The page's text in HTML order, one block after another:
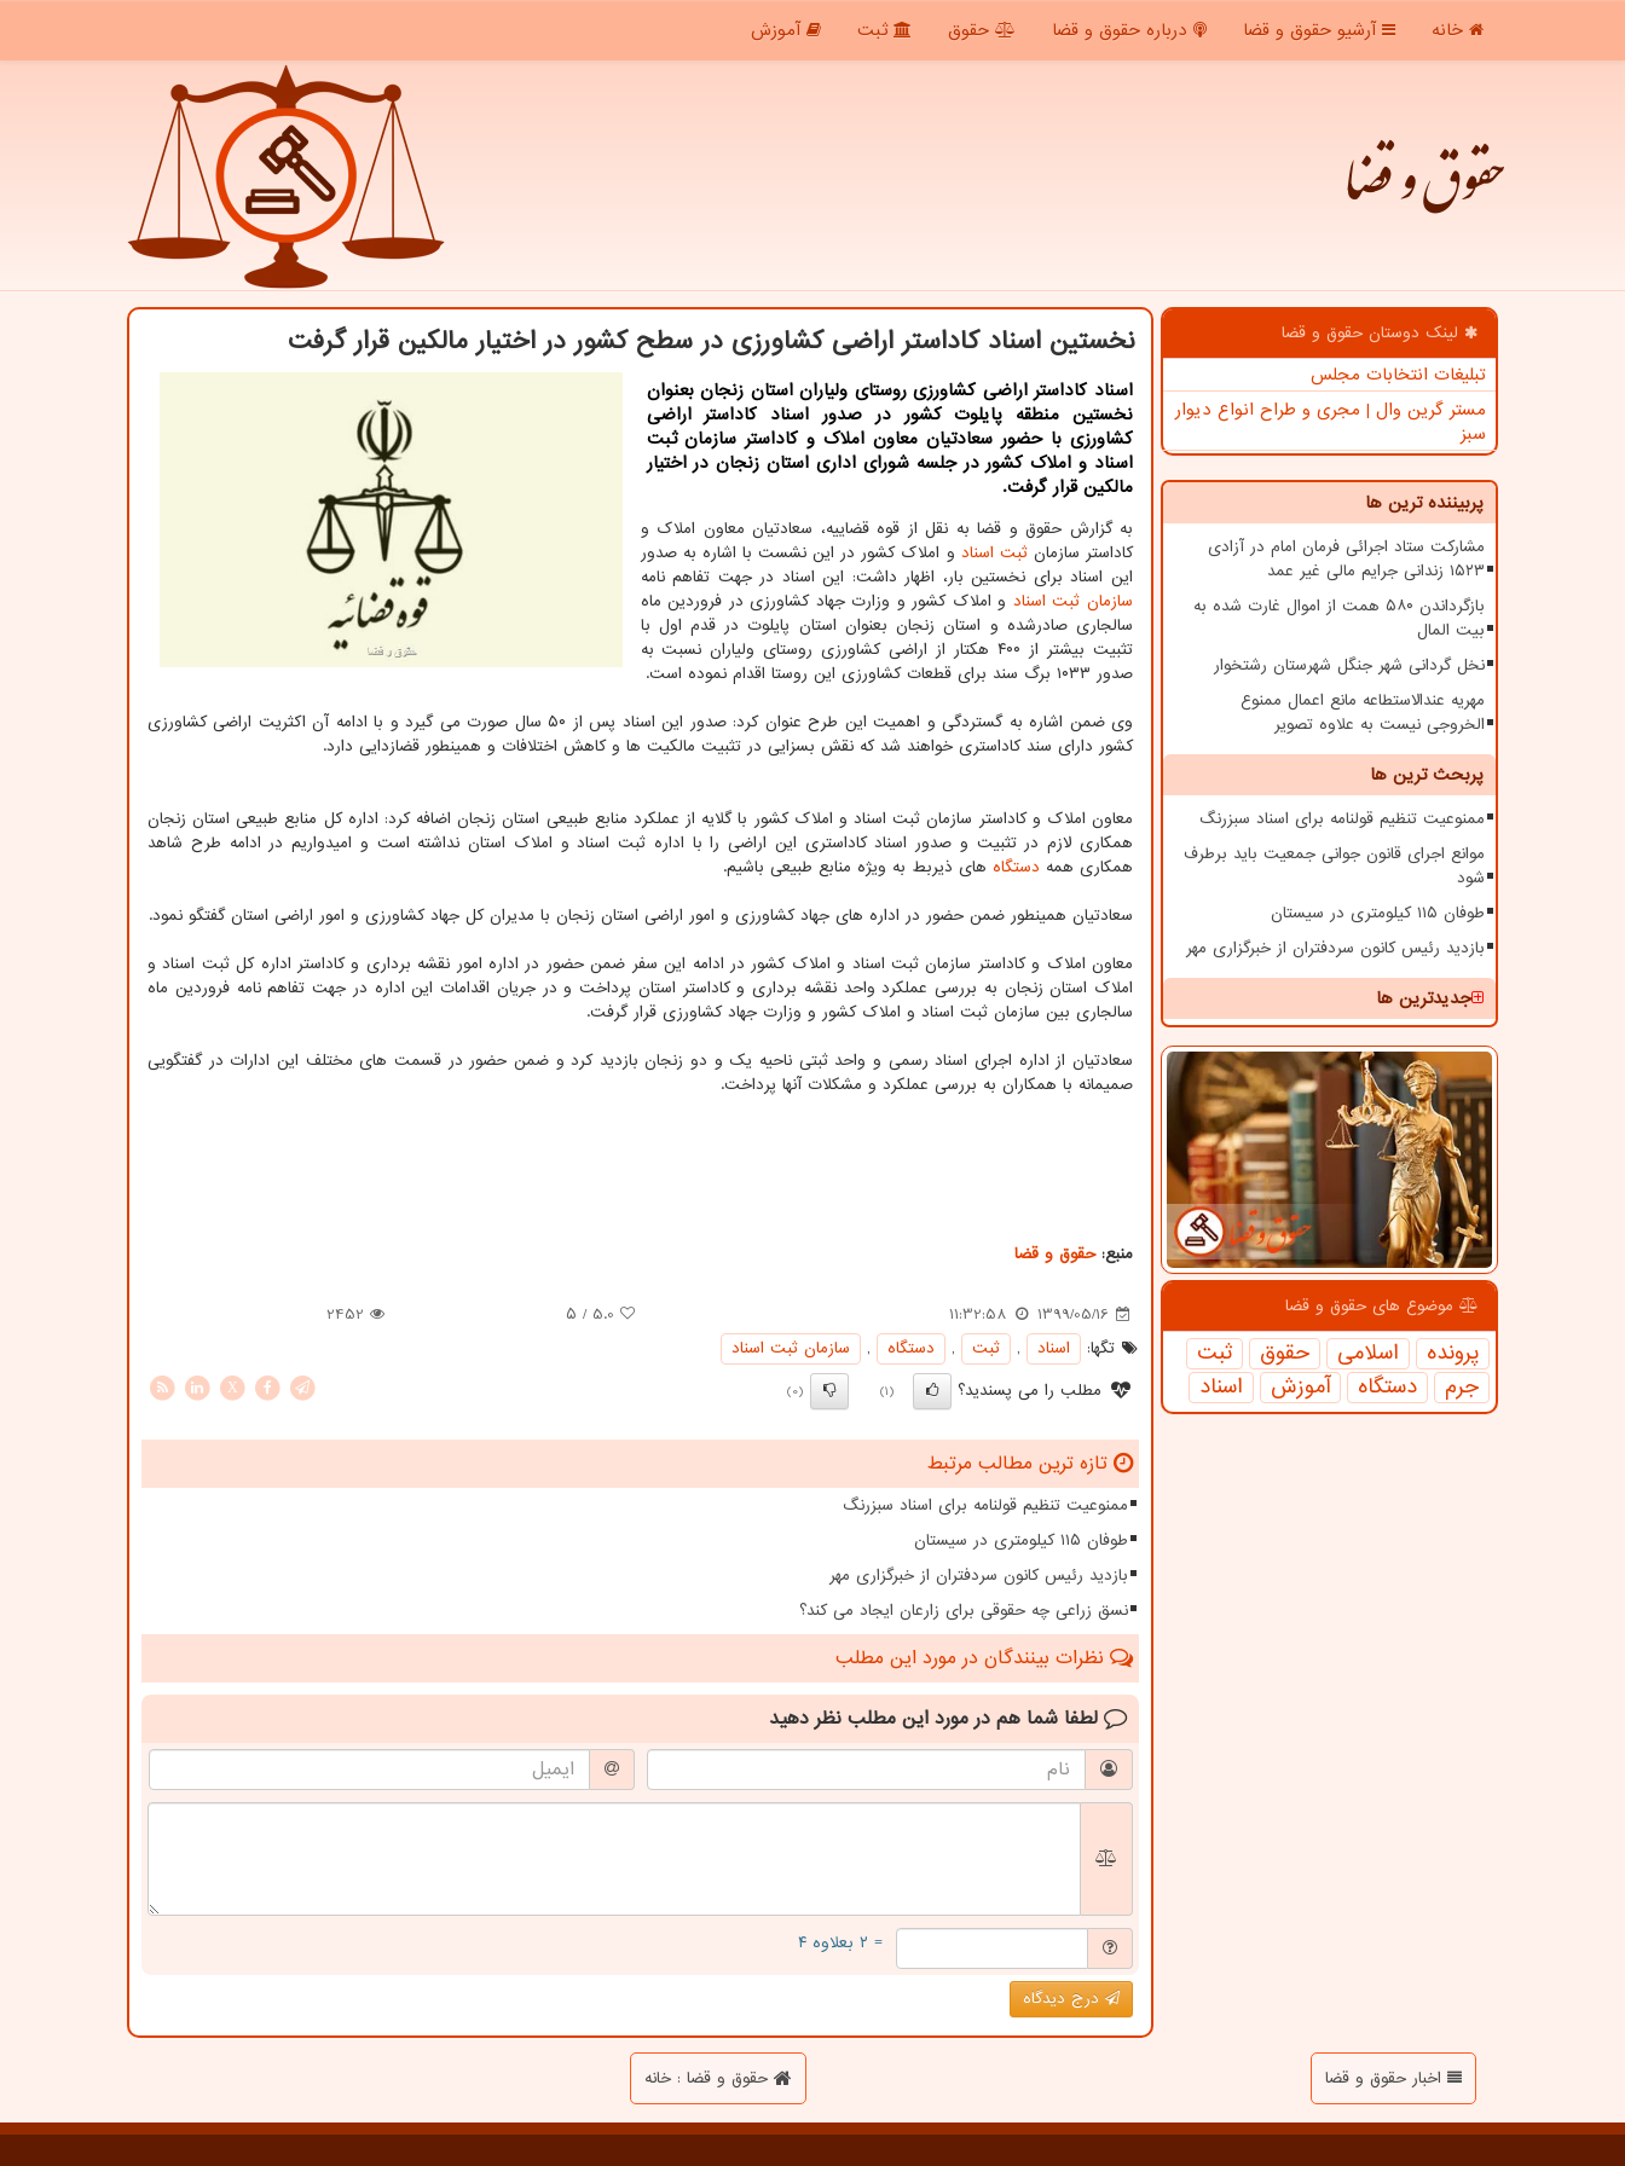
خانه آرشیو حقوق و قضا درباره حقوق و قضا حقوق ثبت آموزش
حقوق و قضا
لینک دوستان حقوق و قضا
تبلیغات انتخابات مجلس
مستر گرین وال | مجری و طراح انواع دیوار
سبز
پربیننده ترین ها
مشارکت ستاد اجرائی فرمان امام در آزادی
۱۵۲۳ زندانی جرایم مالی غیر عمد
بازگرداندن ۵۸۰ همت از اموال غارت شده به
بیت المال
نخل گردانی شهر جنگل شهرستان رشتخوار
مهریه عندالاستطاعه مانع اعمال ممنوع
الخروجی نیست به علاوه تصویر
پربحث ترین ها
ممنوعیت تنظیم قولنامه برای اسناد سبزرنگ
موانع اجرای قانون جوانی جمعیت باید برطرف
شود
طوفان ۱۱۵ کیلومتری در سیستان
بازدید رئیس کانون سردفتران از خبرگزاری مهر
جدیدترین ها
موضوع های حقوق و قضا
پرونده اسلامی حقوق
ثبت
جرم
دستگاه آموزش اسناد
نخستین اسناد كاداستر اراضی كشاورزی در سطح كشور در اختیار مالكین قرار گرفت
اسناد كاداستر اراضی كشاورزی روستای ولیاران استان زنجان بعنوان
نخستین منطقه پایلوت كشور در صدور اسناد كاداستر اراضی
كشاورزی با حضور سعادتیان معاون املاك و كاداستر سازمان ثبت
اسناد و املاك كشور در جلسه شورای اداری استان زنجان در اختیار
مالكین قرار گرفت.
به گزارش حقوق و قضا به نقل از قوه قضاییه، سعادتیان معاون املاک و
کاداستر سازمانثبت اسناد و املاک کشور در این نشست با اشاره به صدور
این اسناد برای نخستین بار، اظهار داشت: این اسناد در جهت تفاهم نامه
سازمان ثبت اسناد و املاک کشور و وزارت جهاد کشاورزی در فروردین ماه
سالجاری صادرشده و استان زنجان بعنوان استان پایلوت در قدم اول با
تثبیت بیشتر از ۴۰۰ هکتار از اراضی کشاورزی روستای ولیاران نسبت به
صدور ۱۰۳۳ برگ سند برای قطعات کشاورزی این روستا اقدام نموده است.
وی ضمن اشاره به گستردگی و اهمیت این طرح عنوان کرد: صدور این اسناد پس از ۵۰ سال صورت می گیرد و با ادامه آن اکثریت اراضی کشاورزی
کشور دارای سند کاداستری خواهند شد که نقش بسزایی در تثبیت مالکیت ها و کاهش اختلافات و همینطور قضازدایی دارد.
معاون املاک و کاداستر سازمان ثبت اسناد و املاک کشور با گلایه از عملکرد منابع طبیعی استان زنجان اضافه کرد: اداره کل منابع طبیعی استان زنجان
همکاری لازم در تثبیت و صدور اسناد کاداستری این اراضی را با اداره ثبت اسناد و املاک استان نداشته است و امیدواریم در ادامه طرح شاهد
همکاری همه دستگاه های ذیربط به ویژه منابع طبیعی باشیم.
سعادتیان همینطور ضمن حضور در اداره های جهاد کشاورزی و امور اراضی استان زنجان با مدیران کل جهاد کشاورزی و امور اراضی استان گفتگو نمود.
معاون املاک و کاداستر سازمان ثبت اسناد و املاک کشور در ادامه این سفر ضمن حضور در اداره امور نقشه برداری و کاداستر اداره کل ثبت اسناد و
املاک استان زنجان به بررسی عملکرد واحد نقشه برداری و کاداستر استان پرداخت و در جریان اقدامات این اداره در جهت تفاهم نامه فروردین ماه
سالجاری بین سازمان ثبت اسناد و املاک کشور و وزارت جهاد کشاورزی قرار گرفت.
سعادتیان از اداره اجرای اسناد رسمی و واحد ثبتی ناحیه یک و دو زنجان بازدید کرد و ضمن حضور در قسمت های مختلف این ادارات در گفتگویی
صمیمانه با همکاران به بررسی عملکرد و مشکلات آنها پرداخت.
منبع:حقوق و قضا
1399/05/16
11:32:58
5.0 / ۵
2452
تگها:
اسناد , ثبت , دستگاه ,
سازمان ثبت اسناد
مطلب را می پسندید؟
(1)
(0)
X
تازه ترین مطالب مرتبط
ممنوعیت تنظیم قولنامه برای اسناد سبزرنگ
طوفان ۱۱۵ کیلومتری در سیستان
بازدید رئیس کانون سردفتران از خبرگزاری مهر
نسق زراعی چه حقوقی برای زارعان ایجاد می کند؟
نظرات بینندگان در مورد این مطلب
لطفا شما هم در مورد این مطلب نظر دهید
= ۲ بعلاوه ۴
درج دیدگاه
اخبار حقوق و قضا حقوق و قضا : خانه